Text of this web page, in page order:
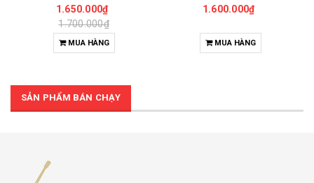
1.650.000₫
1.700.000₫
MUA HÀNG
1.600.000₫
MUA HÀNG
SẢN PHẨM BÁN CHẠY